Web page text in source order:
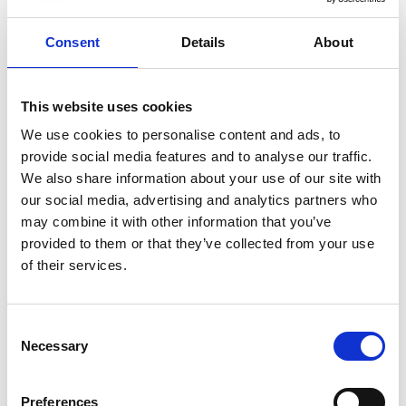
Consent Details About
This website uses cookies
We use cookies to personalise content and ads, to
provide social media features and to analyse our traffic.
We also share information about your use of our site with
our social media, advertising and analytics partners who
may combine it with other information that you’ve
provided to them or that they’ve collected from your use
of their services.
Selection
Necessary
Preferences
gratis, ingen förbokning krävs.
Tillgänglighet:
Lilla Varholmen – Hönö (Hönöleden)
Period:året runt
Körs av:Trafikverket
Tidtabell:hittar du här.
Biljett/förbokning: gratis, ingen förbokning krävs.
Cykel:medtages kostnadsfritt
296 Öckerö – Kalvsund – Framnäs, Björkö – Grötö
Period:året runt